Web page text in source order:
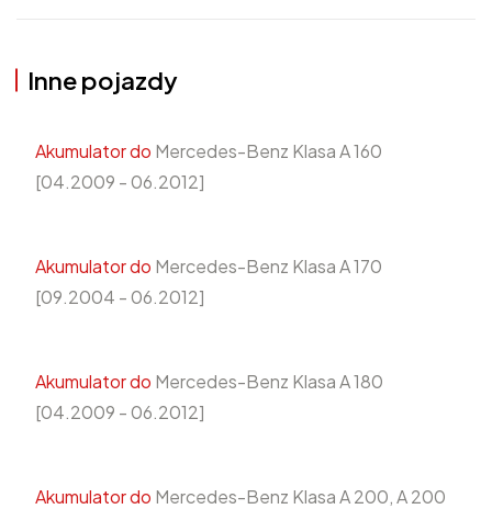
Inne pojazdy
Akumulator do Mercedes-Benz Klasa A 160
[04.2009 - 06.2012]
Akumulator do Mercedes-Benz Klasa A 170
[09.2004 - 06.2012]
Akumulator do Mercedes-Benz Klasa A 180
[04.2009 - 06.2012]
Akumulator do Mercedes-Benz Klasa A 200, A 200